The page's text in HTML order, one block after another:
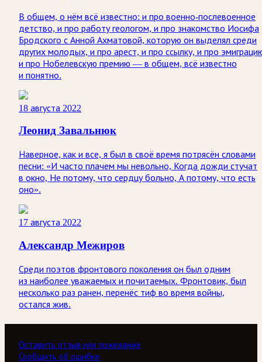
В общем, о нём всё известно: и про военно-послевоенное
детство, и про работу геологом, и про знакомство Иосифа
Бродского с Анной Ахматовой, которую он выделял среди
других молодых, и про арест, и про ссылку, и про
и про Нобелевскую премию — в общем, всё известно
и понятно.
18 августа 2022
Леонид Завальнюк
Наверное, как и все, я был в своё время потрясён словами
песни: «И часто плачем мы невольно, Когда дожди стучат
в окно, Не потому, что сердцу больно, А потому, что есть
оно».
17 августа 2022
Александр Межиров
Среди поэтов фронтового поколения он был одним
из наиболее уважаемых и почитаемых. Фронтовик, был
несколько раз ранен, перенёс тиф во время войны,
остался жив.
Оставить отзыв или пожелание
Сообщить об ошибке